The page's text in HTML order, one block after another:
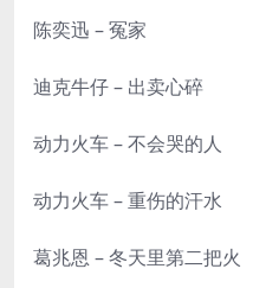
陈奕迅 – 冤家
迪克牛仔 – 出卖心碎
动力火车 – 不会哭的人
动力火车 – 重伤的汗水
葛兆恩 – 冬天里第二把火